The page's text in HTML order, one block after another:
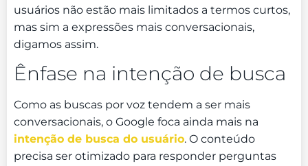
usuários não estão mais limitados a termos curtos,
mas sim a expressões mais conversacionais,
digamos assim.
Ênfase na intenção de busca
Como as buscas por voz tendem a ser mais
conversacionais, o Google foca ainda mais na
intenção de busca do usuário. O conteúdo
precisa ser otimizado para responder perguntas